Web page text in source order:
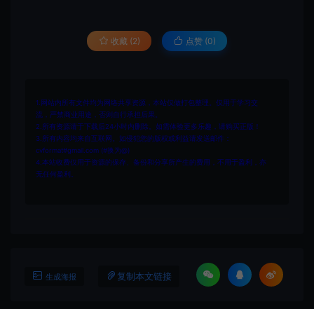
收藏 (2) 点赞 (0)
1.网站内所有文件均为网络共享资源，本站仅做打包整理。仅用于学习交
流，严禁商业用途，否则自行承担后果。
2.所有资源请于下载后24小时内删除。如需体验更多乐趣，请购买正版！
3.所有内容均来自互联网。如侵犯您的版权或利益请发送邮件：
cvformat#gmail.com (#换为@)
4.本站收费仅用于资源的保存、备份和分享所产生的费用，不用于盈利，亦
无任何盈利。
生成海报 复制本文链接